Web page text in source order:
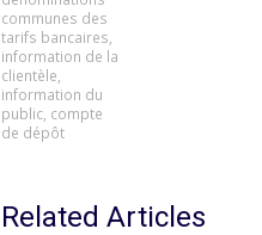
communes des
tarifs bancaires
information de la
clientèle
information du
public compte
de dépôt
Related Articles